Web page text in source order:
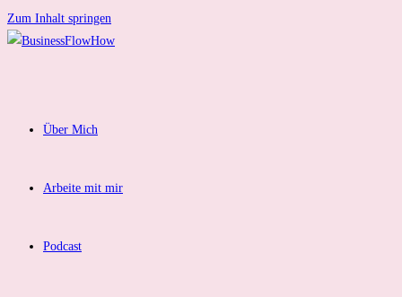
Zum Inhalt springen
Über Mich
Arbeite mit mir
Podcast